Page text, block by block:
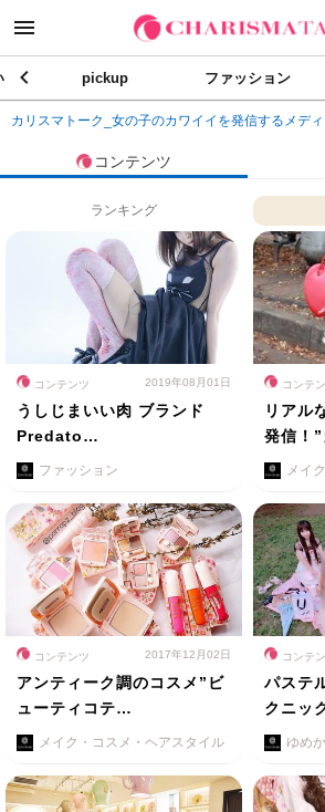
pickup ファッション
カリスマトーク_女の子のカワイイを発信するメデ
コンテンツ
ランキング
コンテンツ 2019年08月01日
うしじまいい肉 ブランド
Predato…
ファッション
コンテ
リアル
発信！
メイ
コンテンツ 2017年12月02日
アンティーク調のコスメ”ビ
ューティコテ…
メイク・コスメ・ヘアスタイル
コンテ
パステ
クニッ
ゆめ